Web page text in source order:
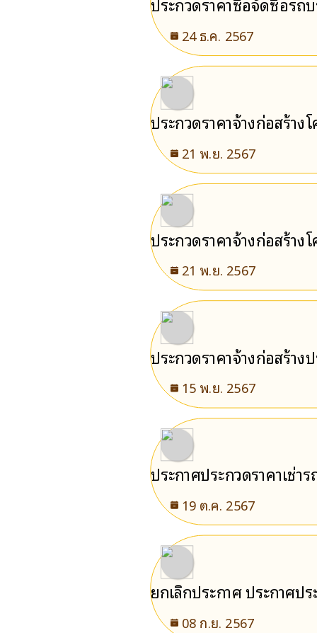
24 ธ.ค. 2567
ประกวดราคาจ้างก่อสร้า
ตำบลพลวง ด้วยวิธีประกว
21 พ.ย. 2567
ประกวดราคาจ้างก่อสร้า
(e-bidding)
21 พ.ย. 2567
ประกวดราคาจ้างก่อสร้า
ตำบลพลวง ด้วยวิธีประก
15 พ.ย. 2567
ประกาศประกวดราคาเช่
จำนวน 2 คัน ของเทศบา
19 ต.ค. 2567
ยกเลิกประกาศ ประกาศ
ประกวดราคาอิเล็กทรอนิ
08 ก.ย. 2567